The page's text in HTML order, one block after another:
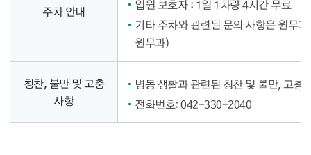
주차 안내
입원 보호자 : 1일 1차량 4시간 무료
기타 주차와 관련된 문의 사항은 원무
원무과)
칭찬, 불만 및 고충
사항
병동 생활과 관련된 칭찬 및 불만, 고
전화번호: 042-330-2040